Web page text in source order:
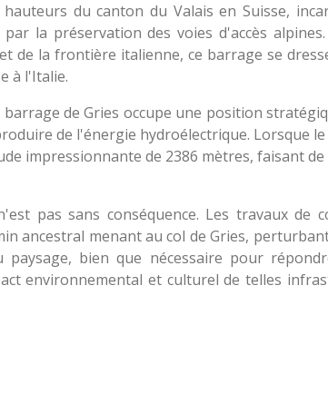
du canton du Valais en Suisse,
la préservation des voies d'accès
de la frontière italienne, ce barrage se
à l'Italie.
de Gries occupe une position
de l'énergie hydroélectrique. Lorsque
impressionnante de 2386 mètres, faisant
pas sans conséquence. Les travaux de
ancestral menant au col de Gries,
bien que nécessaire pour
environnemental et culturel de telles